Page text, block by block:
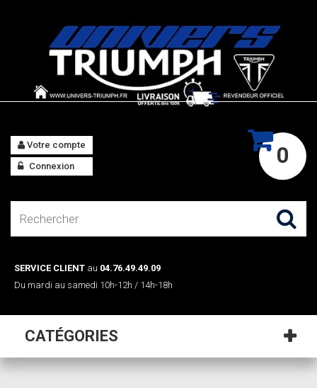
0
Votre compte
Connexion
SERVICE CLIENT au 04.76.49.49.09
Du mardi au samedi 10h-12h / 14h-18h
CATÉGORIES